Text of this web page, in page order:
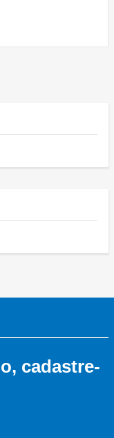
cadastre-